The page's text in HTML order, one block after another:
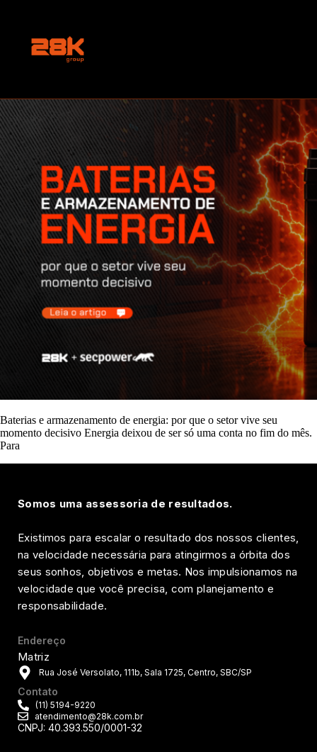
Baterias e armazenamento de energia: por
que o setor vive seu momento decisivo
Baterias e armazenamento de energia: por que o setor vive seu
momento decisivo Energia deixou de ser só uma conta no fim do mês.
Para
Somos uma assessoria de resultados.
Existimos para escalar o resultado dos nossos clientes,
na velocidade necessária para atingirmos a órbita dos
seus sonhos, objetivos e metas. Nos impulsionamos na
velocidade que você precisa, com planejamento e
responsabilidade.
Endereço
Matriz
Rua José Versolato, 111b, Sala 1725, Centro, SBC/SP
Contato
(11) 5194-9220
atendimento@28k.com.br
CNPJ: 40.393.550/0001-32